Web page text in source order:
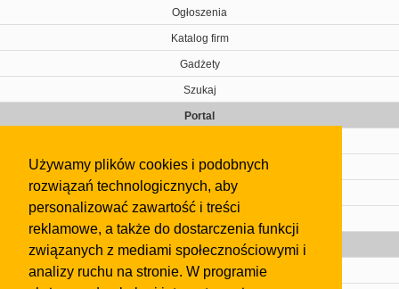
Używamy plików cookies i podobnych
rozwiązań technologicznych, aby
personalizować zawartość i treści
reklamowe, a także do dostarczenia funkcji
związanych z mediami społecznościowymi i
analizy ruchu na stronie. W programie
Ogłoszenia
Katalog firm
Gadżety
Szukaj
Portal
Kontakt
Regulamin
Gazeta
Olkusz